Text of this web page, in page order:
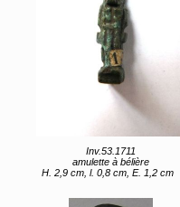
Inv.53.1711
amulette à bélière
H. 2,9 cm, l. 0,8 cm, E. 1,2 cm